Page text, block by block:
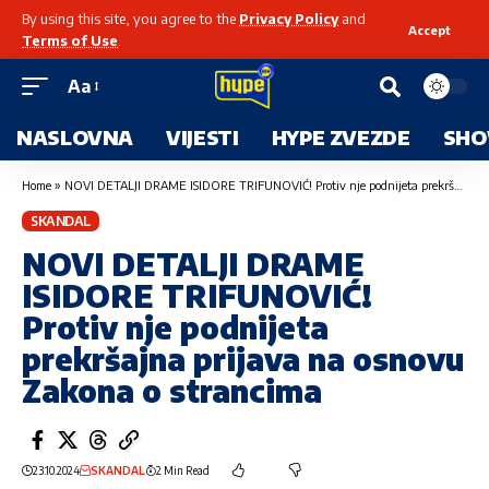
By using this site, you agree to the Privacy Policyand
Terms of Use
Accept
Aa
NASLOVNA VIJESTI HYPE ZVEZDE
Home » NOVI DETALJI DRAME ISIDORE TRIFUNOVIĆ! Protiv nje podnijeta prekršajna prijava na osnovu Zakona o strancima
SKANDAL
NOVI DETALJI DRAME
ISIDORE TRIFUNOVIĆ!
Protiv nje podnijeta
prekršajna prijava na osnovu
Zakona o strancima
23.10.2024 SKANDAL 2 Min Read